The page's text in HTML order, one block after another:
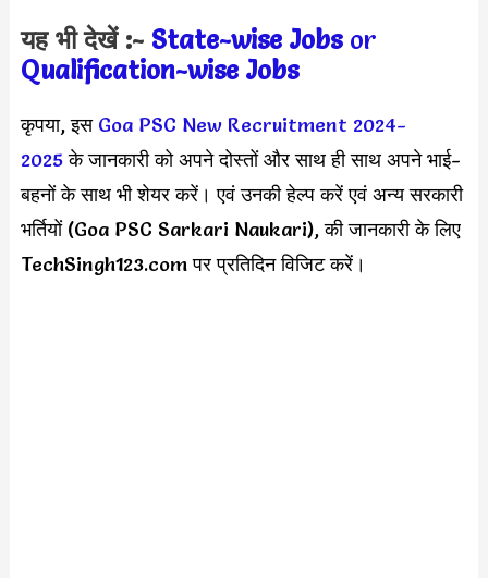
यह भी देखें :- State-wise Jobs or
Qualification-wise Jobs
कृपया, इस Goa PSC New Recruitment 2024-
2025के जानकारी को अपने दोस्तों और साथ ही साथ अपने भाई-
बहनों के साथ भी शेयर करें। एवं उनकी हेल्प करें एवं अन्य सरकारी
भर्तियों (Goa PSC Sarkari Naukari), की जानकारी के लिए
TechSingh123.com पर प्रतिदिन विजिट करें।